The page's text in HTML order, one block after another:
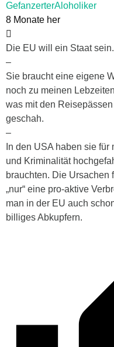
GefanzerterAloholiker
8 Monate her
Die EU will ein Staat sein.
–
Sie braucht eine eigene
noch zu meinen
was mit den
geschah.
–
In den USA haben sie
und Kriminalität
brauchten. Die Ursachen
„nur“ eine pro-aktive
man in der EU auch
billiges Abkupfern.